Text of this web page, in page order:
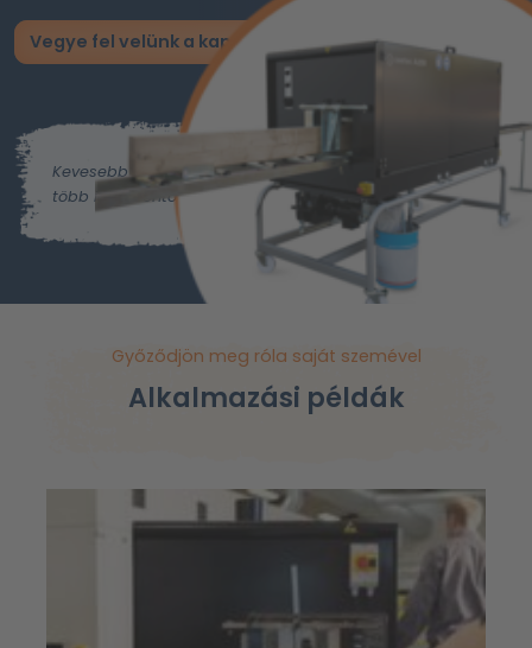
Vegye fel velünk a kapcsolatot most
Kevesebb munka,
több idő a fontos dolgokra.
Győződjön meg róla saját szemével
Alkalmazási példák